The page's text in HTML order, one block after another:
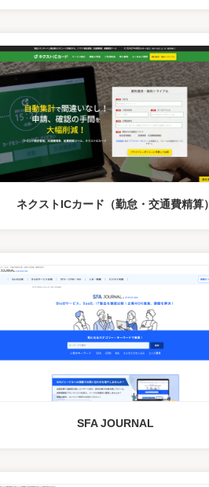
ネクストICカード（勤怠・交通費精算）
SFA JOURNAL